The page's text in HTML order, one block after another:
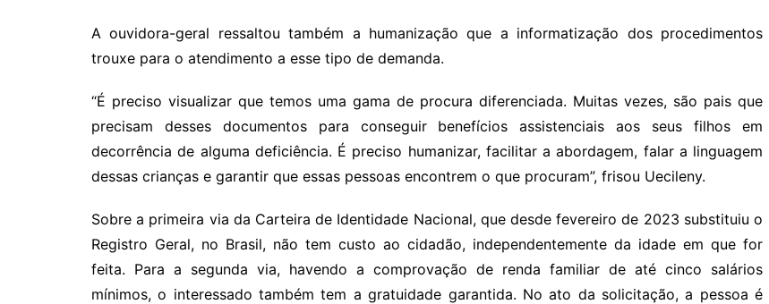
A ouvidora-geral ressaltou também a humanização que a informatização dos procedimentos
trouxe para o atendimento a esse tipo de demanda.
“É preciso visualizar que temos uma gama de procura diferenciada. Muitas vezes, são pais que
precisam desses documentos para conseguir benefícios assistenciais aos seus filhos em
decorrência de alguma deficiência. É preciso humanizar, facilitar a abordagem, falar a linguagem
dessas crianças e garantir que essas pessoas encontrem o que procuram”, frisou Uecileny.
Sobre a primeira via da Carteira de Identidade Nacional, que desde fevereiro de 2023 substituiu o
Registro Geral, no Brasil, não tem custo ao cidadão, independentemente da idade em que for
feita. Para a segunda via, havendo a comprovação de renda familiar de até cinco salários
mínimos, o interessado também tem a gratuidade garantida. No ato da solicitação, a pessoa é